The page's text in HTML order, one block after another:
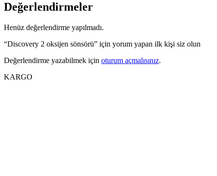
Değerlendirmeler
Henüz değerlendirme yapılmadı.
“Discovery 2 oksijen sönsörü” için yorum yapan ilk kişi siz olun
Değerlendirme yazabilmek için oturum açmalısınız.
KARGO